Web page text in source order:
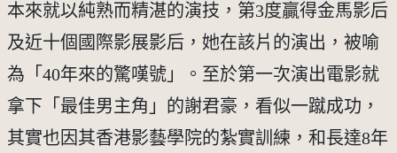
本來就以純熟而精湛的演技，第3度贏得金馬影后
及近十個國際影展影后，她在該片的演出，被喻
為「40年來的驚嘆號」。至於第一次演出電影就
拿下「最佳男主角」的謝君豪，看似一蹴成功，
其實也因其香港影藝學院的紮實訓練，和長達8年